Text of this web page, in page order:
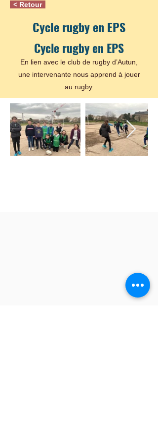
< Retour
Cycle rugby en EPS
Cycle rugby en EPS
En lien avec le club de rugby d’Autun,
une intervenante nous apprend à jouer
au rugby.